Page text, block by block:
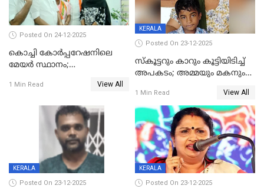
Posted On 24-12-2025
കൊച്ചി കോര്‍പ്പറേഷനിലെ
മേയര്‍ സ്ഥാനം;
രൂക്ഷം
1 Min Read View All
KERALA
Posted On 23-12-2025
സ്കൂട്ടറും കാറും കൂട്ടിയിടിച്ച്
അപകടം; അമ്മയും മകനും
ഗുരുതരാവസ്ഥയിൽ
1 Min Read View All
KERALA
Posted On 23-12-2025
KERALA
Posted On 23-12-2025